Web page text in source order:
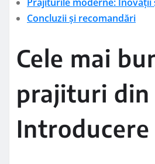
Prajiturile moderne: Inovații
Concluzii și recomandări
Cele mai
prajituri din
Introducere